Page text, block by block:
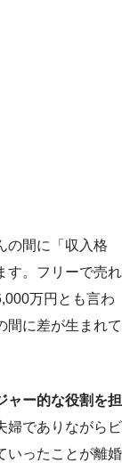
の間に「収入格
す。フリーで売れ
万円とも言わ
間に差が生まれて
ャー的な役割を担
婦でありながらビ
いったことが離婚